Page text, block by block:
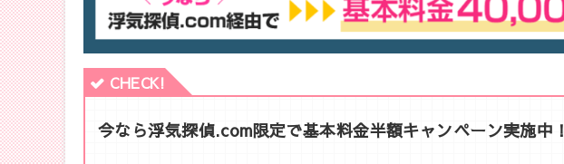
CHECK!
今なら浮気探偵.com限定で基本料金半額キャンペーン実施中！